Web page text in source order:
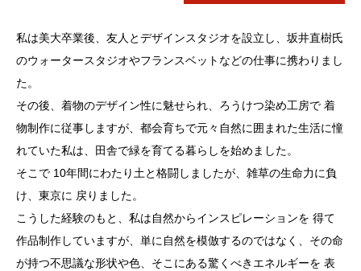
私は美大卒業後、友人とデザインスタジオを設立し、坂井直樹氏
のウォータースタジオやフランスベットなどの仕事に携わりまし
た。
その後、着物のデザイン性に魅せられ、ろうけつ染め工房で 着
物制作に従事しますが、都会育ちで元々自然に囲まれた生活に憧
れていた私は、田舎で緑を育てる暮らしを始めました。
そこで 10年間にわたり土と格闘しましたが、雑草の生命力に負
け、東京に 戻りました。
こうした経験のもと、私は自然からインスピレーションを 得て
作品制作していますが、単に自然を模倣するのではなく、その命
が持つ不思議な形状や色、そこにある驚くべきエネルギーを 表